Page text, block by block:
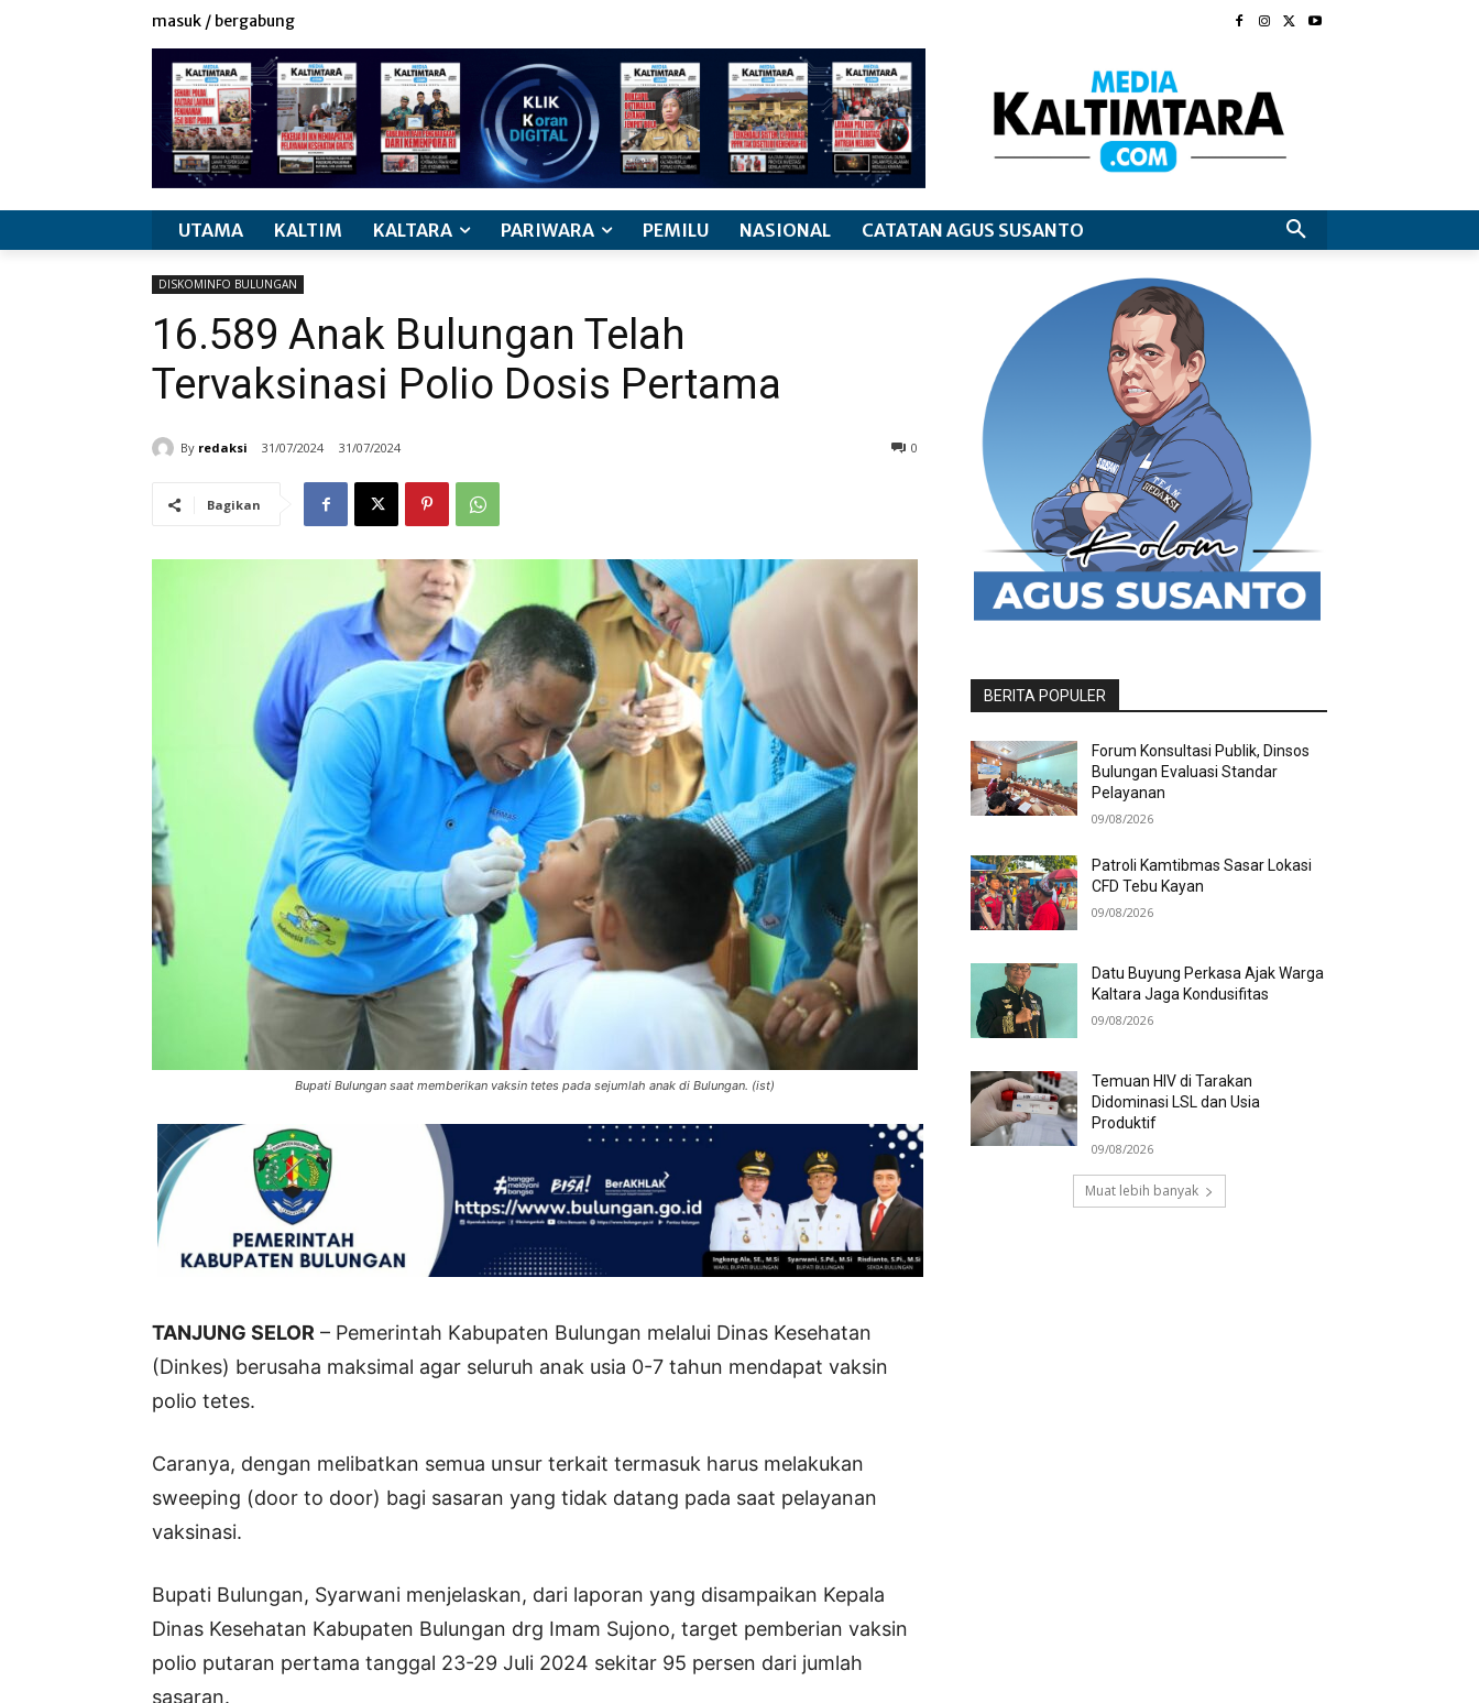
masuk / bergabung
UTAMA KALTIM KALTARA PARIWARA PEMILU NASIONAL CATATAN AGUS SUSANTO
DISKOMINFO BULUNGAN
16.589 Anak Bulungan Telah
Tervaksinasi Polio Dosis Pertama
By redaksi 31/07/2024 31/07/2024 0
Bagikan
Bupati Bulungan saat memberikan vaksin tetes pada sejumlah anak di Bulungan. (ist)
TANJUNG SELOR – Pemerintah Kabupaten Bulungan melalui Dinas Kesehatan
(Dinkes) berusaha maksimal agar seluruh anak usia 0-7 tahun mendapat vaksin
polio tetes.
Caranya, dengan melibatkan semua unsur terkait termasuk harus melakukan
sweeping (door to door) bagi sasaran yang tidak datang pada saat pelayanan
vaksinasi.
Bupati Bulungan, Syarwani menjelaskan, dari laporan yang disampaikan Kepala
Dinas Kesehatan Kabupaten Bulungan drg Imam Sujono, target pemberian vaksin
polio putaran pertama tanggal 23-29 Juli 2024 sekitar 95 persen dari jumlah
sasaran.
BERITA POPULER
Forum Konsultasi Publik, Dinsos
Bulungan Evaluasi Standar
Pelayanan
09/08/2026
Patroli Kamtibmas Sasar Lokasi
CFD Tebu Kayan
09/08/2026
Datu Buyung Perkasa Ajak Warga
Kaltara Jaga Kondusifitas
09/08/2026
Temuan HIV di Tarakan
Didominasi LSL dan Usia
Produktif
09/08/2026
Muat lebih banyak